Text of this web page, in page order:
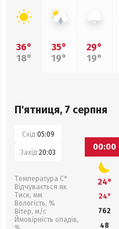
36°
18°
35°
19°
29°
19°
П'ятниця, 7 серпня
Схід:05:09
Захід:20:03
Температура С°
Відчувається як
Тиск, мм
Вологість, %
Вітер, м/с
Ймовірність опадів,
00:00
24°
24°
762
48